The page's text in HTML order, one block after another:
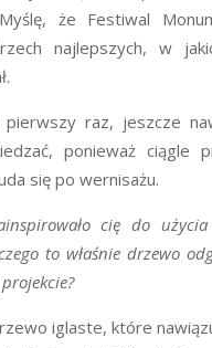
że Festiwal
najlepszych, w
raz, jeszcze
ponieważ ciągle
się po wernisażu.
cię do
to właśnie drzewo
iglaste, które